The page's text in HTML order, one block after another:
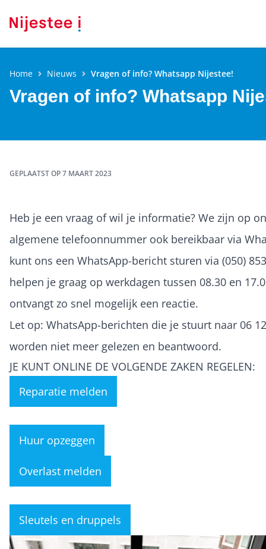
Home Nieuws Vragen of info? Whatsapp Nijestee!
Vragen of info? Whatsapp
GEPLAATST OP7 MAART 2023
Heb je een vraag of wil je informatie? We zijn op
algemene telefoonnummer ook bereikbaar via
kunt ons een WhatsApp-bericht sturen via (050)
helpen je graag op werkdagen tussen 08.30 en
ontvangt zo snel mogelijk een reactie.
Let op: WhatsApp-berichten die je stuurt naar 06
worden niet meer gelezen en beantwoord.
JE KUNT ONLINE DE VOLGENDE ZAKEN REGELEN:
Reparatie melden
Huur opzeggen
Overlast melden
Sleutels en druppels